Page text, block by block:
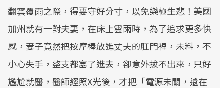
翻雲覆雨之際，得要守好分寸，以免樂極生悲！美國
加州就有一對夫妻，在床上雲雨時，為了追求更多快
感，妻子竟然把按摩棒放進丈夫的肛門裡，未料，不
小心失手，整支都塞了進去，卻意外拔不出來，只好
尷尬就醫，醫師經照X光後，才把「電源未關，還在